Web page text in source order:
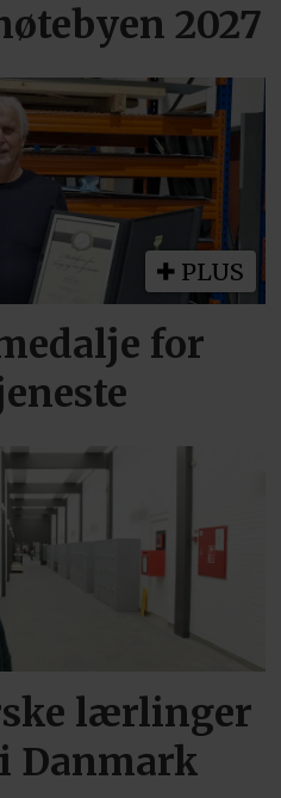
2027
PLUS
for
lærlinger
Danmark